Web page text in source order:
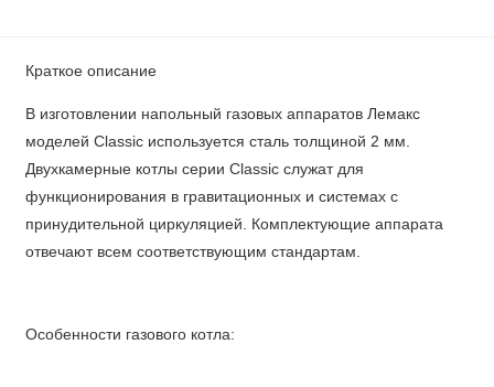
Краткое описание
В изготовлении напольный газовых аппаратов Лемакс
моделей Classic используется сталь толщиной 2 мм.
Двухкамерные котлы серии Classic служат для
функционирования в гравитационных и системах с
принудительной циркуляцией. Комплектующие аппарата
отвечают всем соответствующим стандартам.
Особенности газового котла: